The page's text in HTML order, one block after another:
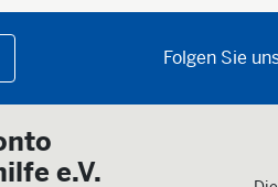
Folgen Sie
e.V.